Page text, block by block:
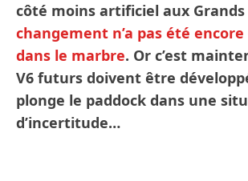
côté moins artificiel aux Grands
changement n’a pas été
dans le marbre. Or c’est
V6 futurs doivent être
plonge le paddock dans une
d’incertitude…